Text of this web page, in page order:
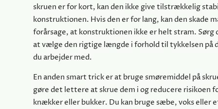
skruen er for kort, kan den ikke give tilstrækkelig
konstruktionen. Hvis den er for lang, kan den skade
forårsage, at konstruktionen ikke er helt stram. Sørg
at vælge den rigtige længde i forhold til tykkelsen på
du arbejder med.
En anden smart trick er at bruge smøremiddel på
gøre det lettere at skrue dem i og reducere risikoen
knækker eller bukker. Du kan bruge sæbe, voks eller